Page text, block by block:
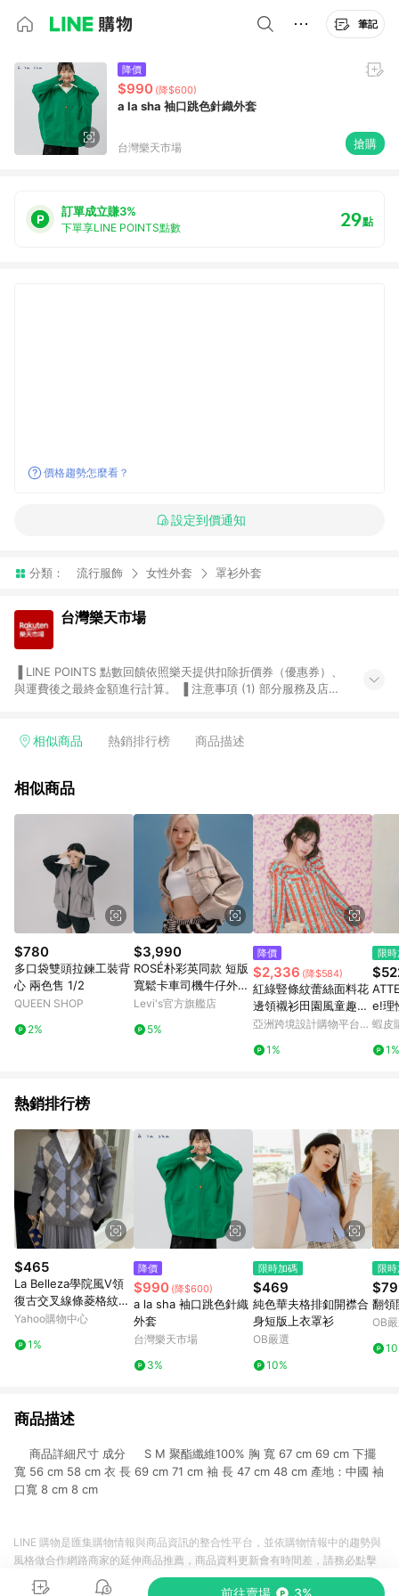
筆記
降價
$990 (降$600)
a la sha 袖口跳色針織外套
台灣樂天市場 搶購
訂單成立賺3%
下單享LINE POINTS點數 29點
價格趨勢怎麼看？
設定到價通知
分類： 流行服飾 女性外套 罩衫外套
台灣樂天市場
與運費後之最終金額進行計算。 ▐ 注意事項 (1) 部分服務及店家
Smart mobile、神腦生活、JS巨盛、樂天KOBO電子書，請詳閱
台灣樂天市場，並在同一瀏覽器於24小時內結帳，才享有 LINE
市場 45 天內完成訂單出貨及結帳，則不符合贈點資格。 (4) 如
使用APP、或中途瀏覽比價網、回饋網、Google等其他網頁、或
由網頁版(電腦版/手機版網頁)切換為App都將會造成追蹤中斷而
無法進行 LINE POINTS 回饋。 (5) LINE 購物為購物資訊整合性
平台，商品資料更新會有時間差，如顯示之商品規格、顏色、價
位、贈品與台灣樂天市場銷售網頁不符，以銷售網頁標示為準。
(6) 導購訂單已逾 365 天，根據台灣樂天回饋規定，逾期訂單將
不符合回饋資格。 (7) 若上述或其他原因，致使消費者無接收到
點數回饋或點數回饋有爭議，台灣樂天市場保有更改條款與法律
追訴之權利，活動詳情以樂天市場網站公告為準。
相似商品 熱銷排行榜 商品描述
相似商品
$780
多口袋雙頭拉鍊工裝背
心 兩色售 1/2
QUEEN SHOP
2%
$3,990
ROSÉ朴彩英同款 短版
寬鬆卡車司機牛仔外套
人氣新品
Levi's官方旗艦店
5%
降價
$2,336 (降$584)
紅綠豎條紋蕾絲面料花
邊領襯衫田園風童趣復
古
亞洲跨境設計購物平台
1%
限
e!理
衫
蝦皮
1%
熱銷排行榜
$465
La Belleza學院風V領
復古交叉線條菱格紋撞
色排釦厚針織毛衣外套
Yahoo購物中心
1%
降價
$990 (降$600)
a la sha 袖口跳色針織
外套
台灣樂天市場
3%
限時加碼
$469
純色華夫格排釦開襟合
身短版上衣罩衫
OB嚴選
10%
限
翻領
OB
商品描述
商品詳細尺寸 成分 S M 聚酯纖維100% 胸 寬 67 cm 69 cm 下擺
寬 56 cm 58 cm 衣 長 69 cm 71 cm 袖 長 47 cm 48 cm 產地：中國 袖
口寬 8 cm 8 cm
前往賣場 3%
LINE 購物是匯集購物情報與商品資訊的整合性平台，並依購物情報中的趨勢與
風格做合作網路商家的延伸商品推薦，商品資料更新會有時間差，請務必點擊
商品至各合作網路商家，確認現售價與購物條件，一切資訊以合作廠商網頁為